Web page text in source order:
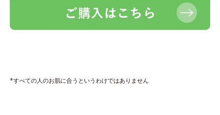
*すべての人のお肌に合うというわけではありません